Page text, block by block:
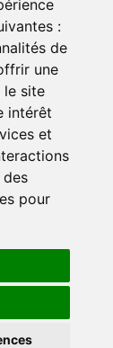
:
de
une
le site
intérêt
et
pour
La Louvière